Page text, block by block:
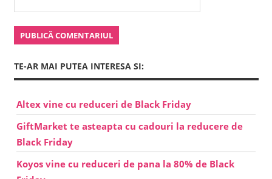
TE-AR MAI PUTEA INTERESA SI:
Altex vine cu reduceri de Black Friday
GiftMarket te asteapta cu cadouri la reducere de
Black Friday
Koyos vine cu reduceri de pana la 80% de Black